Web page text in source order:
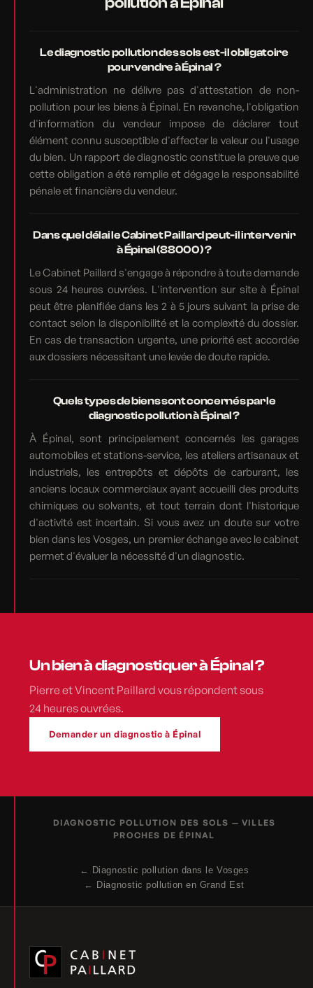
Le diagnostic pollution des sols est-il obligatoire
pour vendre à Épinal ?
L'administration ne délivre pas d'attestation de non-
pollution pour les biens à Épinal. En revanche, l'obligation
d'information du vendeur impose de déclarer tout
élément connu susceptible d'affecter la valeur ou l'usage
du bien. Un rapport de diagnostic constitue la preuve que
cette obligation a été remplie et dégage la responsabilité
pénale et financière du vendeur.
Dans quel délai le Cabinet Paillard peut-il intervenir
à Épinal (88000) ?
Le Cabinet Paillard s'engage à répondre à toute demande
sous 24 heures ouvrées. L'intervention sur site à Épinal
peut être planifiée dans les 2 à 5 jours suivant la prise de
contact selon la disponibilité et la complexité du dossier.
En cas de transaction urgente, une priorité est accordée
aux dossiers nécessitant une levée de doute rapide.
Quels types de biens sont concernés par le
diagnostic pollution à Épinal ?
À Épinal, sont principalement concernés les garages
automobiles et stations-service, les ateliers artisanaux et
industriels, les entrepôts et dépôts de carburant, les
anciens locaux commerciaux ayant accueilli des produits
chimiques ou solvants, et tout terrain dont l'historique
d'activité est incertain. Si vous avez un doute sur votre
bien dans les Vosges, un premier échange avec le cabinet
permet d'évaluer la nécessité d'un diagnostic.
Un bien à diagnostiquer à Épinal ?
Pierre et Vincent Paillard vous répondent sous
24 heures ouvrées.
Demander un diagnostic à Épinal
DIAGNOSTIC POLLUTION DES SOLS — VILLES
PROCHES DE ÉPINAL
← Diagnostic pollution dans le Vosges
← Diagnostic pollution en Grand Est